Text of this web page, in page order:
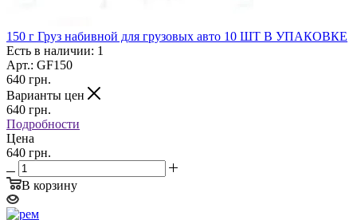
150 г Груз набивной для грузовых авто 10 ШТ В УПАКОВКЕ
Есть в наличии: 1
Арт.: GF150
640 грн.
Варианты цен
640 грн.
Подробности
Цена
640 грн.
В корзину